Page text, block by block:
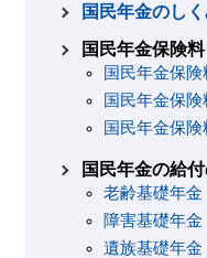
国民年金のし
国民年金保険料
国民年金保険
国民年金保
国民年金保
国民年金の給
老齢基礎年金
障害基礎年金
遺族基礎年金